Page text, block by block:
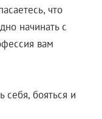
что
начинать с
вам
себя, бояться и